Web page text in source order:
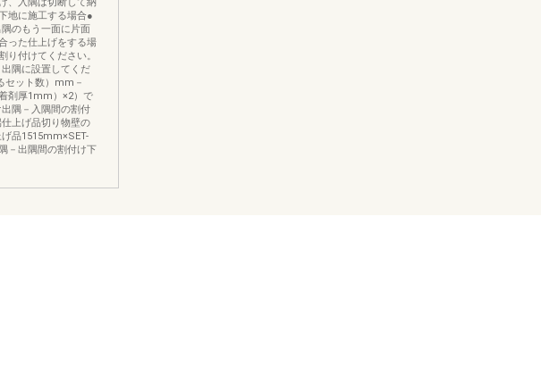
地に施工する場合●
のもう一面に片面
った仕上げをする場
り付けてください。
隅に設置してくだ
セット数）mm－
剤厚1mm）×2）で
隅－入隅間の割付
上げ品切り物壁の
品1515mm×SET-
－出隅間の割付け下